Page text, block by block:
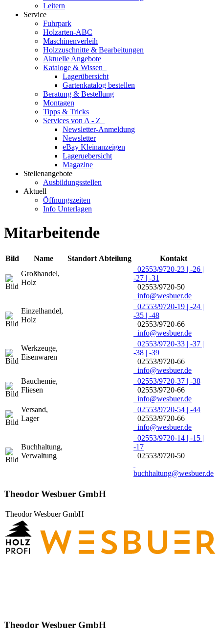
Leitern
Service
Fuhrpark
Holzarten-ABC
Maschinenverleih
Holzzuschnitte & Bearbeitungen
Aktuelle Angebote
Kataloge & Wissen
Lagerübersicht
Gartenkatalog bestellen
Beratung & Bestellung
Montagen
Tipps & Tricks
Services von A - Z
Newsletter-Anmeldung
Newsletter
eBay Kleinanzeigen
Lageruebersicht
Magazine
Stellenangebote
Ausbildungsstellen
Aktuell
Öffnungszeiten
Info Unterlagen
Mitarbeitende
Bild Name Standort Abteilung
Kontakt
Großhandel,
Holz
02553/9720-23 | -26 |
-27 | -31
02553/9720-50
info@wesbuer.de
Einzelhandel,
Holz
02553/9720-19 | -24 |
-35 | -48
02553/9720-66
info@wesbuer.de
Werkzeuge,
Eisenwaren
02553/9720-33 | -37 |
-38 | -39
02553/9720-66
info@wesbuer.de
Bauchemie,
Fliesen
02553/9720-37 | -38
02553/9720-66
info@wesbuer.de
Versand,
Lager
02553/9720-54 | -44
02553/9720-66
info@wesbuer.de
Buchhaltung,
Verwaltung
02553/9720-14 | -15 |
-17
02553/9720-50
buchhaltung@wesbuer.de
Theodor Wesbuer GmbH
Theodor Wesbuer GmbH
Theodor Wesbuer GmbH